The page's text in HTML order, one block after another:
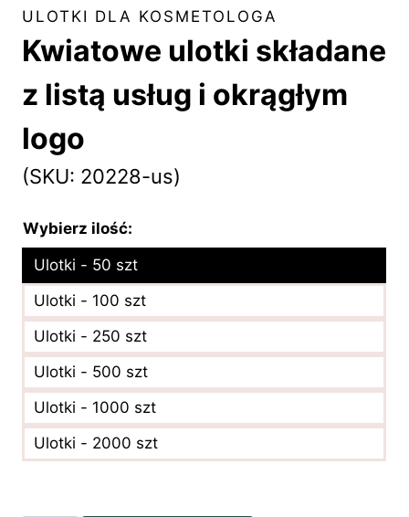
ULOTKI DLA KOSMETOLOGA
Kwiatowe ulotki składane
z listą usług i okrągłym
logo
(SKU: 20228-us)
Wybierz ilość:
Ulotki - 50 szt
Ulotki - 100 szt
Ulotki - 250 szt
Ulotki - 500 szt
Ulotki - 1000 szt
Ulotki - 2000 szt